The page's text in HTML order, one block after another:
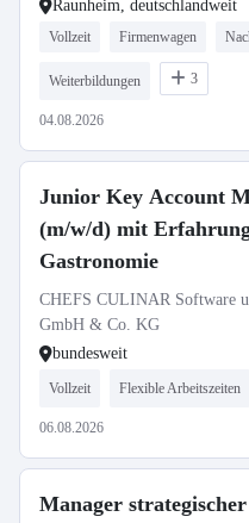
Raunheim, deutschlandweit
Vollzeit Firmenwagen
Weiterbildungen 3
04.08.2026
Junior Key Account
(m/w/d) mit
Gastronomie
CHEFS CULINAR Software
GmbH & Co. KG
bundesweit
Vollzeit Flexible Arbeitszeiten
06.08.2026
Manager strategischer